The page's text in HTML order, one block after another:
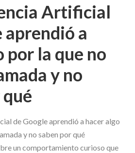
Artificial
aprendió a
por la que no
y no
un comportamiento curioso que